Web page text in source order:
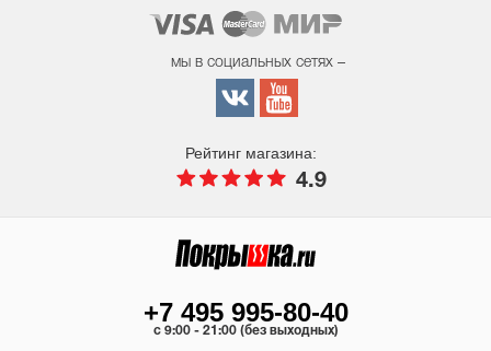
мы в социальных сетях –
Рейтинг магазина:
4.9
+7 495 995-80-40
c 9:00 - 21:00 (без выходных)